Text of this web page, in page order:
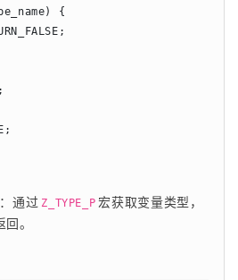
{
通过 Z_TYPE_P 宏获取变量类型，
回。